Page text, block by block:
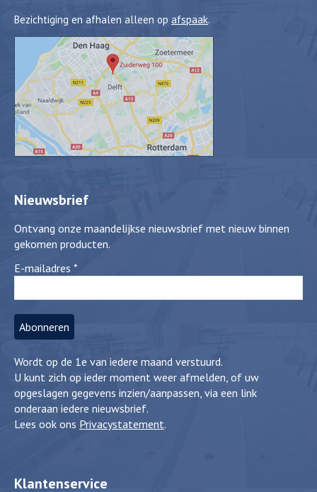
Bezichtiging en afhalen alleen op afspaak.
Nieuwsbrief
Ontvang onze maandelijkse nieuwsbrief met nieuw binnen
gekomen producten.
E-mailadres *
Wordt op de 1e van iedere maand verstuurd.
U kunt zich op ieder moment weer afmelden, of uw
opgeslagen gegevens inzien/aanpassen, via een link
onderaan iedere nieuwsbrief.
Lees ook ons Privacystatement.
Klantenservice